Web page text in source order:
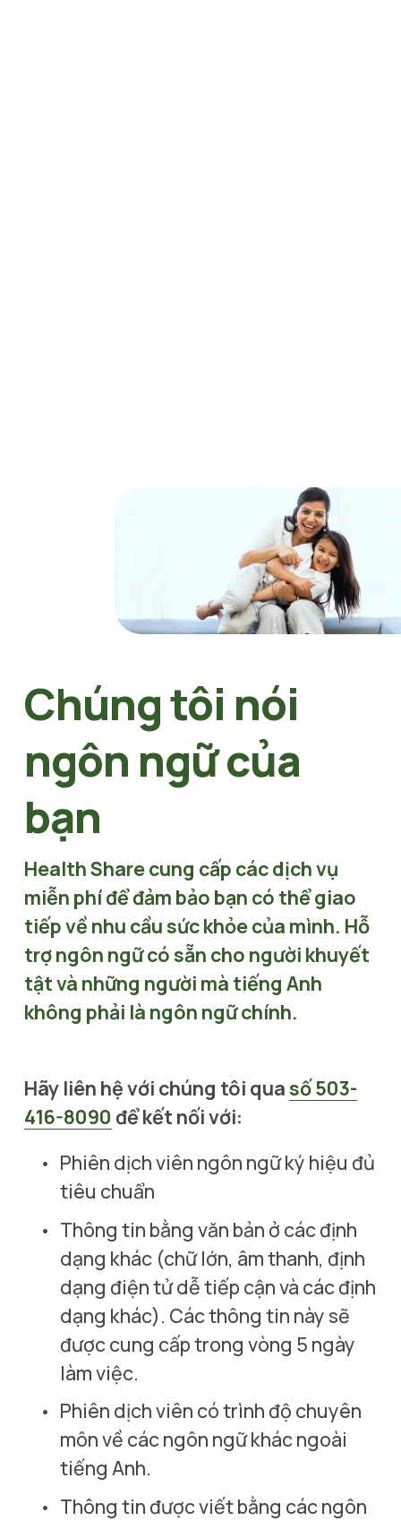
Chúng tôi nói
ngôn ngữ của
bạn
Health Share cung cấp các dịch vụ
miễn phí để đảm bảo bạn có thể giao
tiếp về nhu cầu sức khỏe của mình. Hỗ
trợ ngôn ngữ có sẵn cho người khuyết
tật và những người mà tiếng Anh
không phải là ngôn ngữ chính.
Hãy liên hệ với chúng tôi quasố 503-
416-8090 để kết nối với:
Phiên dịch viên ngôn ngữ ký hiệu đủ
tiêu chuẩn
Thông tin bằng văn bản ở các định
dạng khác (chữ lớn, âm thanh, định
dạng điện tử dễ tiếp cận và các định
dạng khác). Các thông tin này sẽ
được cung cấp trong vòng 5 ngày
làm việc.
Phiên dịch viên có trình độ chuyên
môn về các ngôn ngữ khác ngoài
tiếng Anh.
Thông tin được viết bằng các ngôn